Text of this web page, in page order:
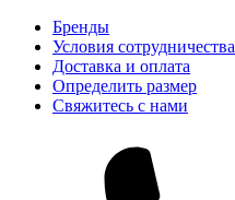
Бренды
Условия сотрудничества
Доставка и оплата
Определить размер
Свяжитесь с нами